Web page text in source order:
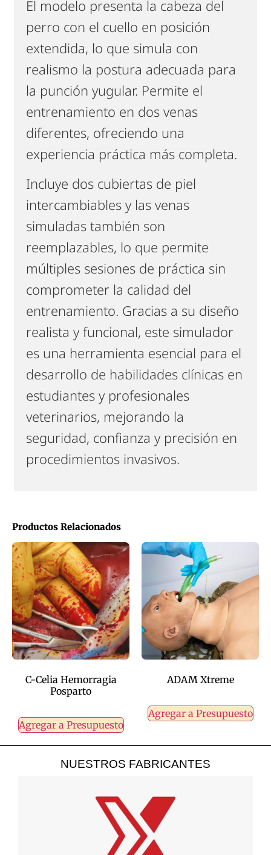
Productos Relacionados
C-Celia Hemorragia
Posparto
Agregar a Presupuesto
ADAM Xtreme
Agregar a Presupuesto
El modelo presenta la cabeza del
perro con el cuello en posición
extendida, lo que simula con
realismo la postura adecuada para
la punción yugular. Permite el
entrenamiento en dos venas
diferentes, ofreciendo una
experiencia práctica más completa.
Incluye dos cubiertas de piel
intercambiables y las venas
simuladas también son
reemplazables, lo que permite
múltiples sesiones de práctica sin
comprometer la calidad del
entrenamiento. Gracias a su diseño
realista y funcional, este simulador
es una herramienta esencial para el
desarrollo de habilidades clínicas en
estudiantes y profesionales
veterinarios, mejorando la
seguridad, confianza y precisión en
procedimientos invasivos.
NUESTROS FABRICANTES